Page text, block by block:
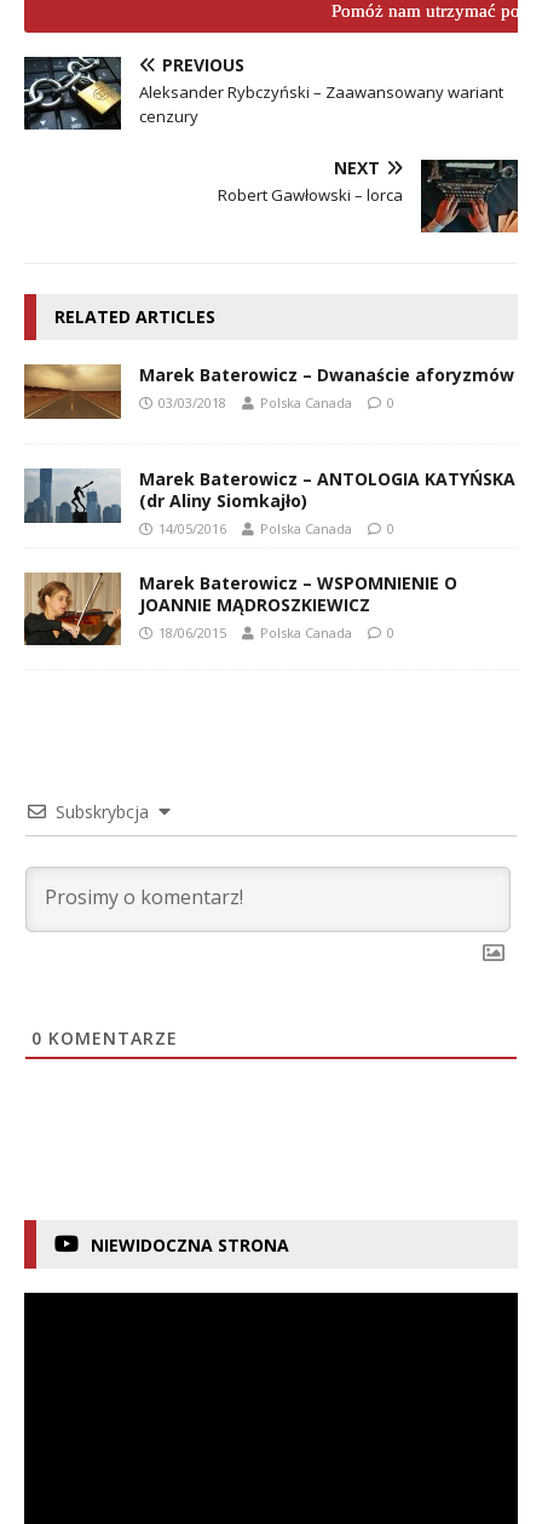
Pomóż nam utrzymać
PREVIOUS
Aleksander Rybczyński – Zaawansowany wariant
cenzury
NEXT
Robert Gawłowski – lorca
RELATED ARTICLES
Marek Baterowicz – Dwanaście aforyzmów
03/03/2018 Polska Canada 0
Marek Baterowicz – ANTOLOGIA KATYŃSKA
(dr Aliny Siomkajło)
14/05/2016 Polska Canada 0
Marek Baterowicz – WSPOMNIENIE O
JOANNIE MĄDROSZKIEWICZ
18/06/2015 Polska Canada 0
Subskrybcja
0 KOMENTARZE
NIEWIDOCZNA STRONA